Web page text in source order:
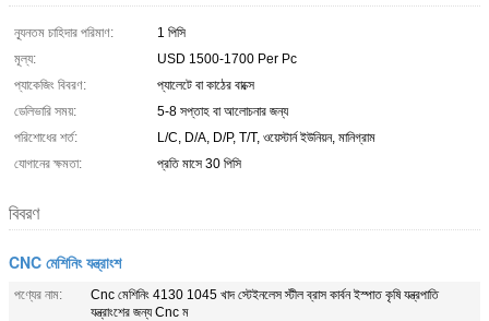
ন্যূনতম চাহিদার পরিমাণ:
1 পিসি
মূল্য:
USD 1500-1700 Per Pc
প্যাকেজিং বিবরণ:
প্যালেটে বা কাঠের বাক্সে
ডেলিভারি সময়:
5-8 সপ্তাহ বা আলোচনার জন্য
পরিশোধের শর্ত:
L/C, D/A, D/P, T/T, ওয়েস্টার্ন ইউনিয়ন, মানিগ্রাম
যোগানের ক্ষমতা:
প্রতি মাসে 30 পিসি
বিবরণ
CNC মেশিনিং যন্ত্রাংশ
পণ্যের নাম:
Cnc মেশিনিং 4130 1045 খাদ স্টেইনলেস স্টীল ব্রাস কার্বন ইস্পাত কৃষি যন্ত্রপাতি
যন্ত্রাংশের জন্য Cnc ম